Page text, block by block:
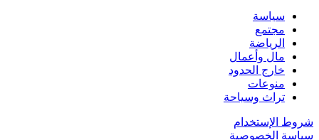
سياسة
مجتمع
الرياضة
مال وأعمال
خارج الحدود
منوعات
تراث وسياحة
شروط الإستخدام
سياسة الخصوصية